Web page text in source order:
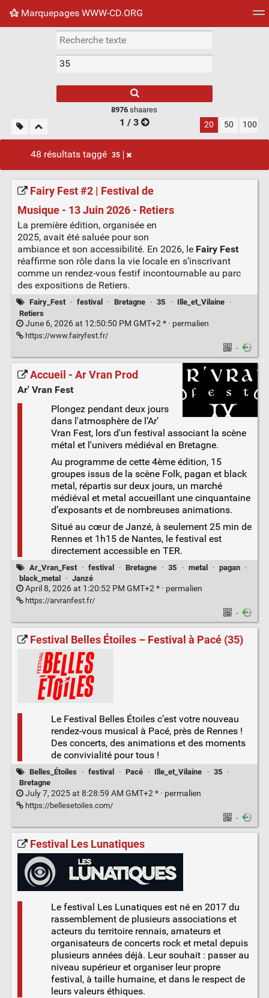
Marquepages WWW-CD.ORG
Nuage de tags Mur d'images
8976 shaares
1 / 3 20 50 100
48 résultats taggé 35
Fairy Fest #2 | Festival de
Musique - 13 Juin 2026 - Retiers
La première édition, organisée en
2025, avait été saluée pour son
ambiance et son accessibilité. En 2026, le Fairy Fest
réaffirme son rôle dans la vie locale en s’inscrivant
comme un rendez-vous festif incontournable au parc
des expositions de Retiers.
Fairy_Fest · festival · Bretagne · 35 · Ille_et_Vilaine
·
Retiers
June 6, 2026 at 12:50:50 PM GMT+2 * · permalien
https://www.fairyfest.fr/
·
Accueil - Ar Vran Prod
Ar' Vran Fest
Plongez pendant deux jours
dans l'atmosphère de l’Ar’
Vran Fest, lors d'un festival associant la scène
métal et l'univers médiéval en Bretagne.
Au programme de cette 4ème édition, 15
groupes issus de la scène Folk, pagan et black
metal, répartis sur deux jours, un marché
médiéval et metal accueillant une cinquantaine
d’exposants et de nombreuses animations.
Situé au cœur de Janzé, à seulement 25 min de
Rennes et 1h15 de Nantes, le festival est
directement accessible en TER.
Ar_Vran_Fest · festival · Bretagne · 35 · metal · pagan
·
black_metal
· Janzé
April 8, 2026 at 1:20:52 PM GMT+2 * · permalien
https://arvranfest.fr/
·
Festival Belles Étoiles – Festival à Pacé (35)
Le Festival Belles Étoiles c’est votre nouveau
rendez-vous musical à Pacé, près de Rennes !
Des concerts, des animations et des moments
de convivialité pour tous !
Belles_Étoiles · festival · Pacé · Ille_et_Vilaine · 35
·
Bretagne
July 7, 2025 at 8:28:59 AM GMT+2 * · permalien
https://bellesetoiles.com/
·
Festival Les Lunatiques
Le festival Les Lunatiques est né en 2017 du
rassemblement de plusieurs associations et
acteurs du territoire rennais, amateurs et
organisateurs de concerts rock et metal depuis
plusieurs années déjà. Leur souhait : passer au
niveau supérieur et organiser leur propre
festival, à taille humaine, et dans le respect de
leurs valeurs éthiques.